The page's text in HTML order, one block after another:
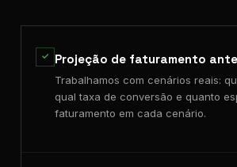
✓ Projeção de faturamento
Trabalhamos com cenários reais:
qual taxa de conversão e quanto
faturamento em cada cenário.